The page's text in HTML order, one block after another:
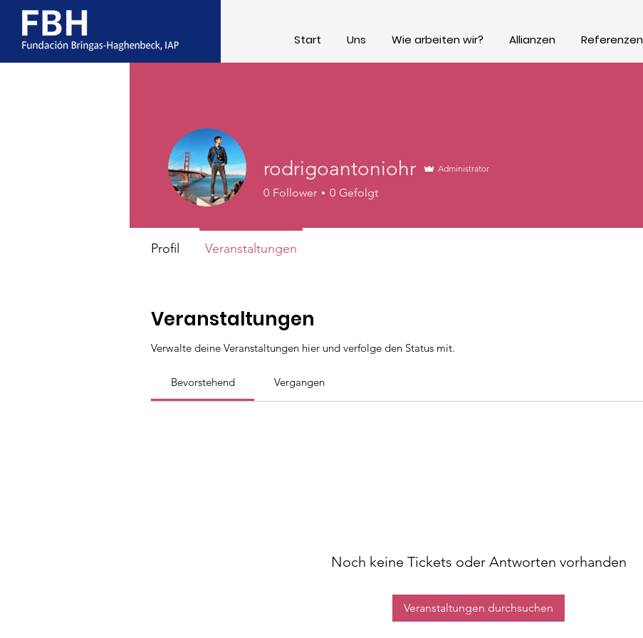
Start Uns Wie arbeiten wir? Allianzen Referenzen
Veranstaltungen
Verwalte deine Veranstaltungen hier und verfolge den Status mit.
Bevorstehend Vergangen
Noch keine Tickets oder Antworten vorhanden
Veranstaltungen durchsuchen
rodrigoantoniohr Administrator
0 Follower 0 Gefolgt
Profil Veranstaltungen